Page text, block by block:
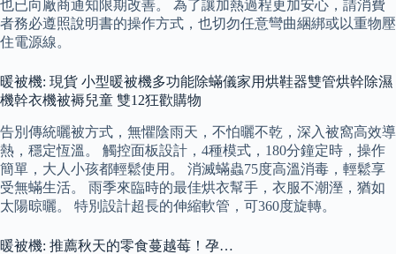
也已向廠商通知限期改善。 為了讓加熱過程更加安心，請消費
者務必遵照說明書的操作方式，也切勿任意彎曲綑綁或以重物壓
住電源線。
暖被機: 現貨 小型暖被機多功能除蟎儀家用烘鞋器雙管烘幹除濕
機幹衣機被褥兒童 雙12狂歡購物
告別傳統曬被方式，無懼陰雨天，不怕曬不乾，深入被窩高效導
熱，穩定恆溫。 觸控面板設計，4種模式，180分鐘定時，操作
簡單，大人小孩都輕鬆使用。 消滅蟎蟲75度高溫消毒，輕鬆享
受無蟎生活。 雨季來臨時的最佳烘衣幫手，衣服不潮溼，猶如
太陽晾曬。 特別設計超長的伸縮軟管，可360度旋轉。
暖被機: 推薦秋天的零食蔓越莓！孕…